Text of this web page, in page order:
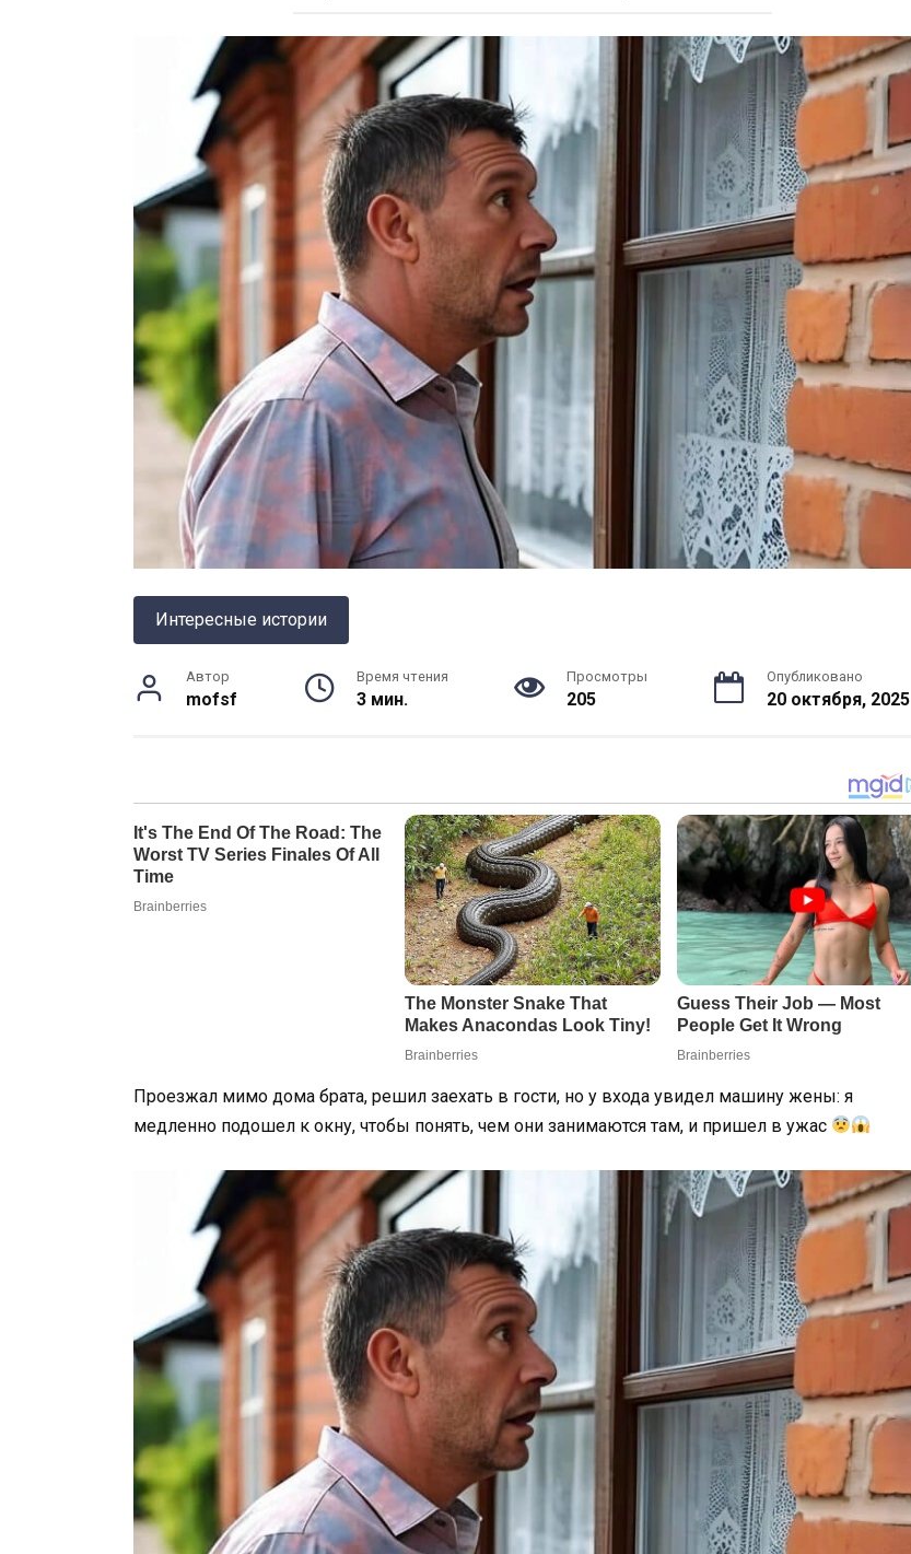
Интересные истории
Автор
mofsf
Время чтения
3 мин.
Просмотры
205
Опубликовано
20 октября, 2025
Проезжал мимо дома брата, решил заехать в гости, но у входа увидел машину жены: я
медленно подошел к окну, чтобы понять, чем они занимаются там, и пришел в ужас